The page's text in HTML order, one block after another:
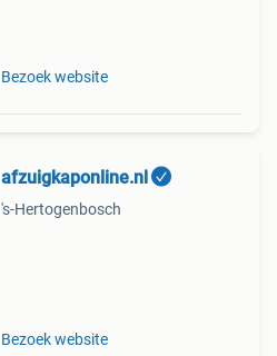
Bezoek website
afzuigkaponline.nl
's-Hertogenbosch
Bezoek website